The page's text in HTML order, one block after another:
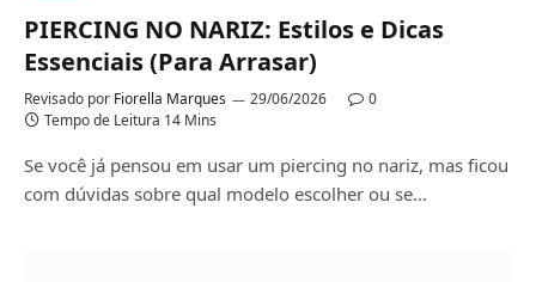
PIERCING NO NARIZ: Estilos e Dicas
Essenciais (Para Arrasar)
Revisado por Fiorella Marques 29/06/2026
0
Tempo de Leitura 14 Mins
Se você já pensou em usar um piercing no nariz, mas ficou
com dúvidas sobre qual modelo escolher ou se…